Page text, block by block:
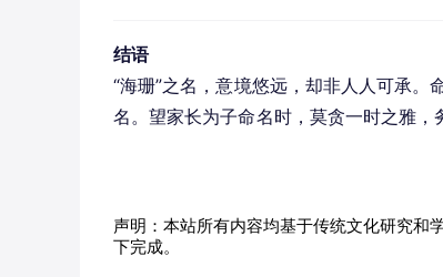
结语
“海珊”之名，意境悠远，却非人人可承
名。望家长为子命名时，莫贪一时之雅，
声明：本站所有内容均基于传统文化研究和
下完成。